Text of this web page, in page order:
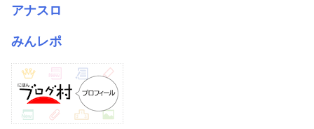
アナスロ
みんレポ